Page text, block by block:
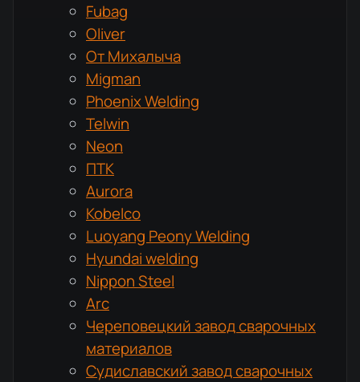
Fubag
Oliver
От Михалыча
Migman
Phoenix Welding
Telwin
Neon
ПТК
Aurora
Kobelco
Luoyang Peony Welding
Hyundai welding
Nippon Steel
Arc
Череповецкий завод сварочных
материалов
Судиславский завод сварочных